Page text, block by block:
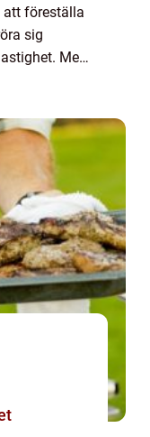
att föreställa
sig
Men